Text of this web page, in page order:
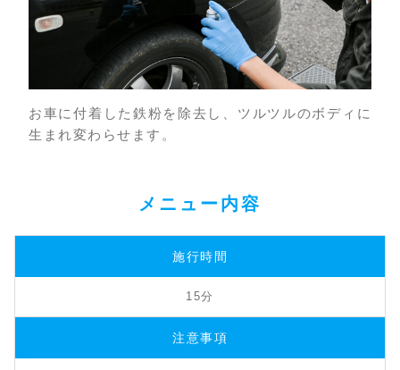
お車に付着した鉄粉を除去し、ツルツルのボディに
生まれ変わらせます。
メニュー内容
施行時間
15分
注意事項